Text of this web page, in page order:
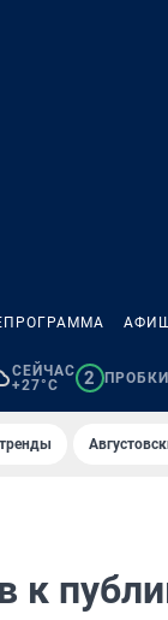
СЕЙЧАС
+27°C
2 ПРОБКИ
к